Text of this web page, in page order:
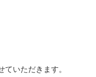
いただきます。